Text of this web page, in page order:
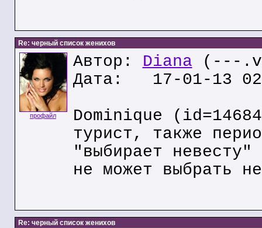
Re: черный список женихов
профайл
Автор: Diana (---
Дата: 17-01-13
Dominique
турист, также
"выбирает
не может выбрать
Re: черный список женихов